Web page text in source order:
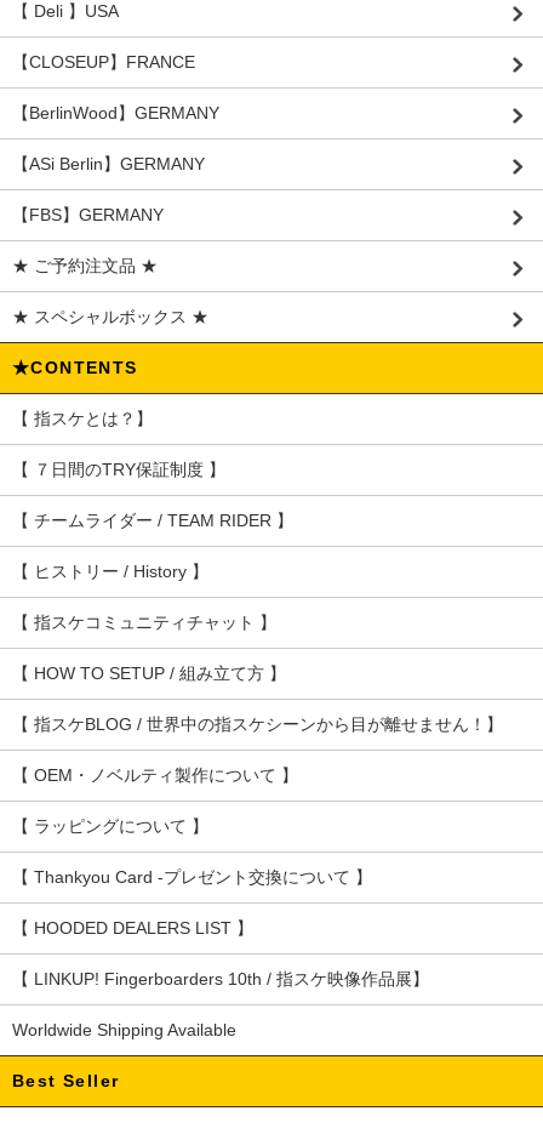
【 Deli 】USA
【CLOSEUP】FRANCE
【BerlinWood】GERMANY
【ASi Berlin】GERMANY
【FBS】GERMANY
★ ご予約注文品 ★
★ スペシャルボックス ★
★CONTENTS
【 指スケとは？】
【 ７日間のTRY保証制度 】
【 チームライダー / TEAM RIDER 】
【 ヒストリー / History 】
【 指スケコミュニティチャット 】
【 HOW TO SETUP / 組み立て方 】
【 指スケBLOG / 世界中の指スケシーンから目が離せません！】
【 OEM・ノベルティ製作について 】
【 ラッピングについて 】
【 Thankyou Card -プレゼント交換について 】
【 HOODED DEALERS LIST 】
【 LINKUP! Fingerboarders 10th / 指スケ映像作品展】
Worldwide Shipping Available
Best Seller